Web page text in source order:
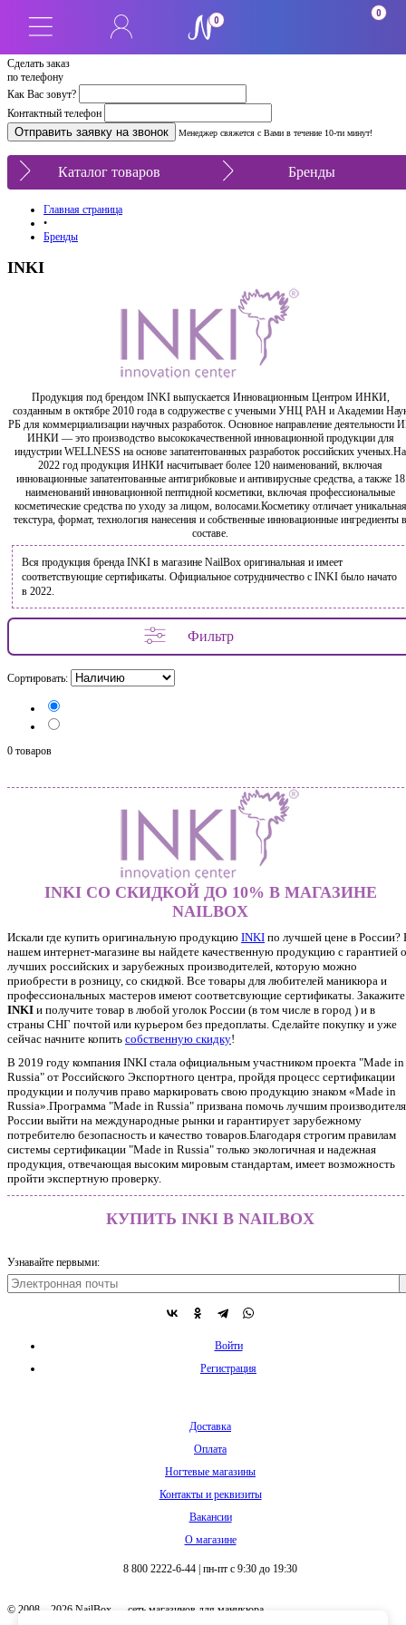
Сделать заказ
по телефону
Как Вас зовут?
Контактный телефон
Менеджер свяжется с Вами в течение 10-ти минут!
0
0
Каталог товаров Бренды
Главная страница
•
Бренды
INKI
Продукция под брендом INKI выпускается Инновационным Центром ИНКИ,
созданным в октябре 2010 года в содружестве с учеными УНЦ РАН и Академии
РБ для коммерциализации научных разработок. Основное направление деятельности
ИНКИ — это производство высококачественной инновационной продукции для
индустрии WELLNESS на основе запатентованных разработок российских ученых.На
2022 год продукция ИНКИ насчитывает более 120 наименований, включая
инновационные запатентованные антигрибковые и антивирусные средства, а также 18
наименований инновационной пептидной косметики, включая профессиональные
косметические средства по уходу за лицом, волосами.Косметику отличает уникальная
текстура, формат, технология нанесения и собственные инновационные ингредиенты в
составе.
Вся продукция бренда INKI в магазине NailBox оригинальная и имеет
соответствующие сертификаты. Официальное сотрудничество с INKI было начато
в 2022.
Фильтр
Сортировать:
0 товаров
INKI СО СКИДКОЙ ДО 10% В МАГАЗИНЕ
NAILBOX
Искали где купить оригинальную продукцию INKI по лучшей цене в России?
нашем интернет-магазине вы найдете качественную продукцию с гарантией
лучших российских и зарубежных производителей, которую можно
приобрести в розницу, со скидкой. Все товары для любителей маникюра и
профессиональных мастеров имеют соответсвующие сертификаты. Закажите
INKI и получите товар в любой уголок России (в том числе в город ) и в
страны СНГ почтой или курьером без предоплаты. Сделайте покупку и уже
сейчас начните копить собственную скидку!
В 2019 году компания INKI стала официальным участником проекта "Made in
Russia" от Российского Экспортного центра, пройдя процесс сертификации
продукции и получив право маркировать свою продукцию знаком «Made in
Russia».Программа "Made in Russia" призвана помочь лучшим
России выйти на международные рынки и гарантирует зарубежному
потребителю безопасность и качество товаров.Благодаря строгим правилам
системы сертификации "Made in Russia" только экологичная и надежная
продукция, отвечающая высоким мировым стандартам, имеет возможность
пройти экспертную проверку.
КУПИТЬ INKI В NAILBOX
Узнавайте первыми:
Войти
Регистрация
Доставка
Оплата
Ногтевые магазины
Контакты и реквизиты
Вакансии
О магазине
8 800 2222-6-44 пн-пт с 9:30 до 19:30
© 2008 – 2026 NailBox — сеть магазинов для маникюра